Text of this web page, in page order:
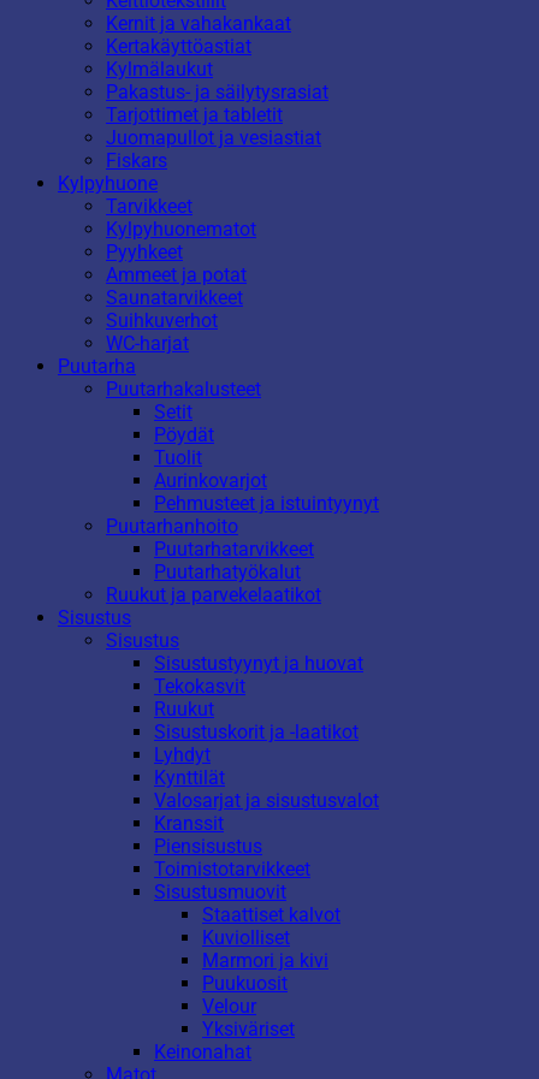
Kernit ja vahakankaat
Kertakäyttöastiat
Kylmälaukut
Pakastus- ja säilytysrasiat
Tarjottimet ja tabletit
Juomapullot ja vesiastiat
Fiskars
Kylpyhuone
Tarvikkeet
Kylpyhuonematot
Pyyhkeet
Ammeet ja potat
Saunatarvikkeet
Suihkuverhot
WC-harjat
Puutarha
Puutarhakalusteet
Setit
Pöydät
Tuolit
Aurinkovarjot
Pehmusteet ja istuintyynyt
Puutarhanhoito
Puutarhatarvikkeet
Puutarhatyökalut
Ruukut ja parvekelaatikot
Sisustus
Sisustus
Sisustustyynyt ja huovat
Tekokasvit
Ruukut
Sisustuskorit ja -laatikot
Lyhdyt
Kynttilät
Valosarjat ja sisustusvalot
Kranssit
Piensisustus
Toimistotarvikkeet
Sisustusmuovit
Staattiset kalvot
Kuviolliset
Marmori ja kivi
Puukuosit
Velour
Yksiväriset
Keinonahat
Matot